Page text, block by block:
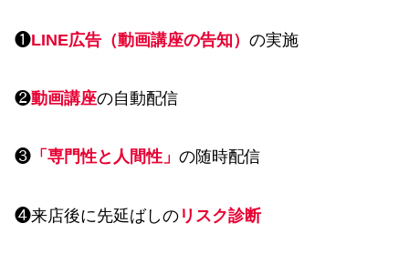
❶LINE広告（動画講座の告知） の実施
❷動画講座の自動配信
❸ 「専門性と人間性」 の随時配信
❹来店後に先延ばしの リスク診断